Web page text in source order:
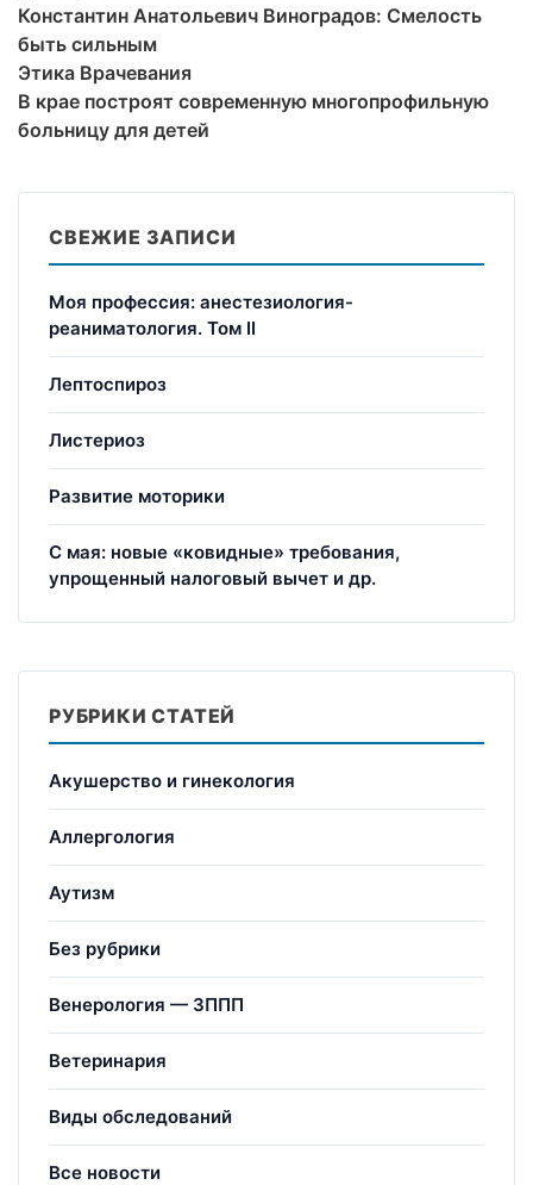
Константин Анатольевич Виноградов: Смелость
быть сильным
Этика Врачевания
В крае построят современную многопрофильную
больницу для детей
СВЕЖИЕ ЗАПИСИ
Моя профессия: анестезиология-
реаниматология. Том II
Лептоспироз
Листериоз
Развитие моторики
С мая: новые «ковидные» требования,
упрощенный налоговый вычет и др.
РУБРИКИ СТАТЕЙ
Акушерство и гинекология
Аллергология
Аутизм
Без рубрики
Венерология — ЗППП
Ветеринария
Виды обследований
Все новости